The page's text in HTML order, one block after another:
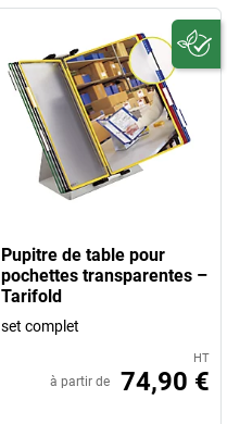
Pupitre de table pour
pochettes transparentes –
Tarifold
set complet
HT
à partir de 74,90 €